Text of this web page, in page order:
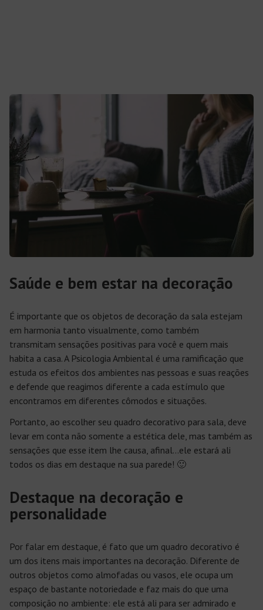
Saúde e bem estar na decoração
É importante que os objetos de decoração da sala estejam
em harmonia tanto visualmente, como também
transmitam sensações positivas para você e quem mais
habita a casa. APsicologia Ambiental é uma ramificação que
estuda os efeitos dos ambientes nas pessoas e suas reações
e defende que reagimos diferente a cada estímulo que
encontramos em diferentes cômodos e situações.
Portanto, ao escolher seu quadro decorativo para sala, deve
levar em conta não somente a estética dele, mas também as
sensações que esse item lhe causa, afinal…ele estará ali
todos os dias em destaque na sua parede! 🙂
Destaque na decoração e
personalidade
Por falar em destaque, é fato que um quadro decorativo é
um dos itens mais importantes na decoração. Diferente de
outros objetos como almofadas ou vasos, ele ocupa um
espaço de bastante notoriedade e faz mais do que uma
composição no ambiente: ele está ali para ser admirado e